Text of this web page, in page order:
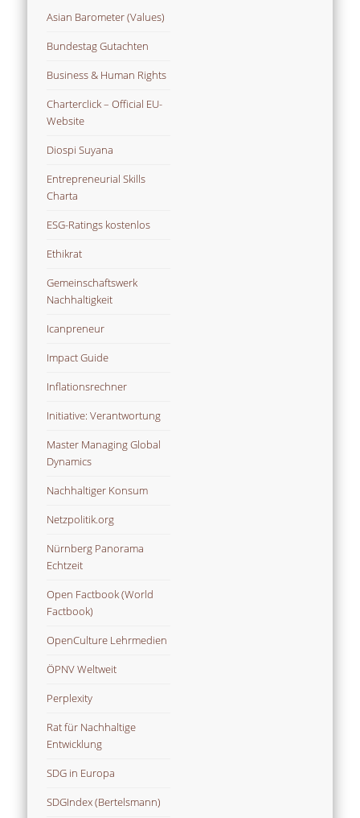
Asian Barometer (Values)
Bundestag Gutachten
Business & Human Rights
Charterclick – Official EU-
Website
Diospi Suyana
Entrepreneurial Skills
Charta
ESG-Ratings kostenlos
Ethikrat
Gemeinschaftswerk
Nachhaltigkeit
Icanpreneur
Impact Guide
Inflationsrechner
Initiative: Verantwortung
Master Managing Global
Dynamics
Nachhaltiger Konsum
Netzpolitik.org
Nürnberg Panorama
Echtzeit
Open Factbook (World
Factbook)
OpenCulture Lehrmedien
ÖPNV Weltweit
Perplexity
Rat für Nachhaltige
Entwicklung
SDG in Europa
SDGIndex (Bertelsmann)